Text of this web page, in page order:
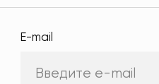
E-mail